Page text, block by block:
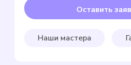
Оставить
Наши мастера